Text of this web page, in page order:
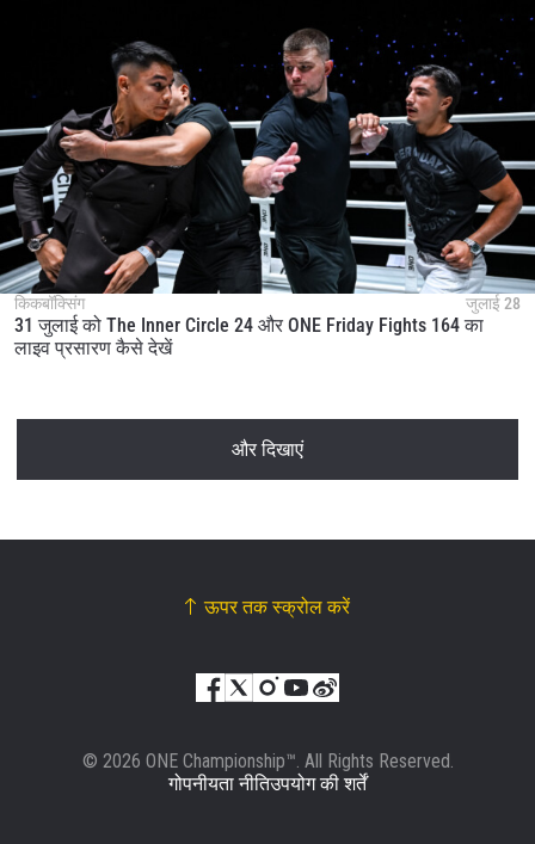
किकबॉक्सिंग जुलाई 28
31 जुलाई को The Inner Circle 24 और ONE Friday Fights 164 का
लाइव प्रसारण कैसे देखें
और दिखाएं
ऊपर तक स्क्रोल करें
© 2026 ONE Championship™. All Rights Reserved.
गोपनीयता नीतिउपयोग की शर्तें